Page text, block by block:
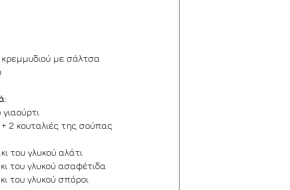
κρεμμυδιού με σάλτσα
γιαούρτι
+ 2 κουταλιές της σούπας
του γλυκού αλάτι
του γλυκού ασαφέτιδα
του γλυκού σπόροι